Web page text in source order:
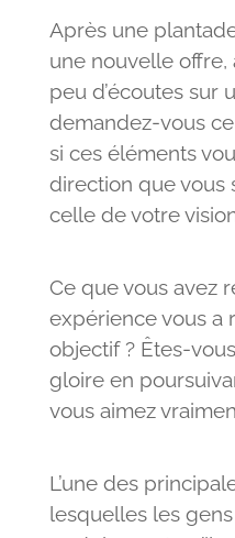
Après une
une nouvelle offre,
peu d’écoutes sur
demandez-vous ce
si ces éléments
direction que vous
celle de votre
Ce que vous avez
expérience vous a
objectif ? Êtes-
gloire en
vous aimez
L’une des
lesquelles les